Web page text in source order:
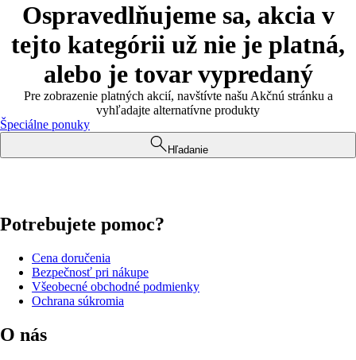
Ospravedlňujeme sa, akcia v
tejto kategórii už nie je platná,
alebo je tovar vypredaný
Pre zobrazenie platných akcií, navštívte našu Akčnú stránku a
vyhľadajte alternatívne produkty
Špeciálne ponuky
Hľadanie
Potrebujete pomoc?
Cena doručenia
Bezpečnosť pri nákupe
Všeobecné obchodné podmienky
Ochrana súkromia
O nás